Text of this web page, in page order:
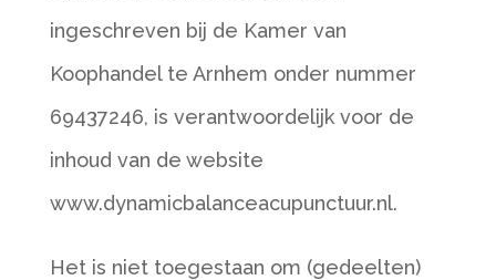
ingeschreven bij de Kamer van
Koophandel te Arnhem onder nummer
69437246, is verantwoordelijk voor de
inhoud van de website
www.dynamicbalanceacupunctuur.nl.
Het is niet toegestaan om (gedeelten)